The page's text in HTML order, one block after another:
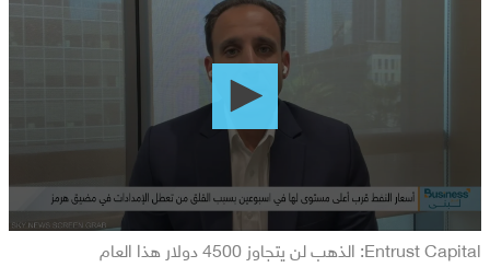
Entrust Capital: الذهب لن يتجاوز 4500 دولار هذا العام